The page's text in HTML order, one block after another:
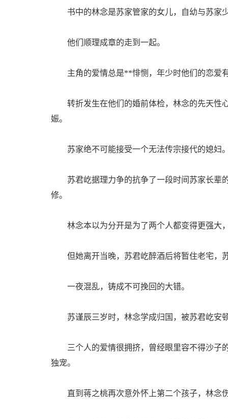
书中的林念是苏家管家的女儿，自幼与苏家
他们顺理成章的走到一起。
主角的爱情总是**悱恻，年少时他们的恋爱
转折发生在他们的婚前体检，林念的先天性
娠。
苏家绝不可能接受一个无法传宗接代的媳妇
苏君屹据理力争的抗争了一段时间苏家长辈
修。
林念本以为分开是为了两个人都变得更强大
但她离开当晚，苏君屹醉酒后将暂住老宅，
一夜混乱，铸成不可挽回的大错。
苏谨辰三岁时，林念学成归国，被苏君屹安
三个人的爱情很拥挤，曾经眼里容不得沙子
独宠。
直到蒋之桃再次意外怀上第二个孩子，林念